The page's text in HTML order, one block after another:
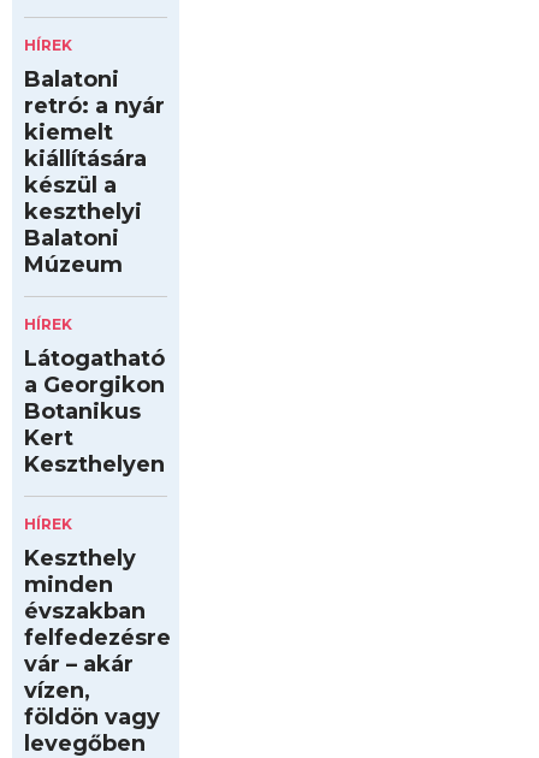
HÍREK
Balatoni
retró: a nyár
kiemelt
kiállítására
készül a
keszthelyi
Balatoni
Múzeum
HÍREK
Látogatható
a Georgikon
Botanikus
Kert
Keszthelyen
HÍREK
Keszthely
minden
évszakban
felfedezésre
vár – akár
vízen,
földön vagy
levegőben